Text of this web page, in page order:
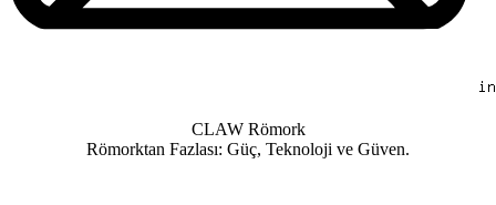
CLAW Römork
Römorktan Fazlası: Güç, Teknoloji ve Güven.